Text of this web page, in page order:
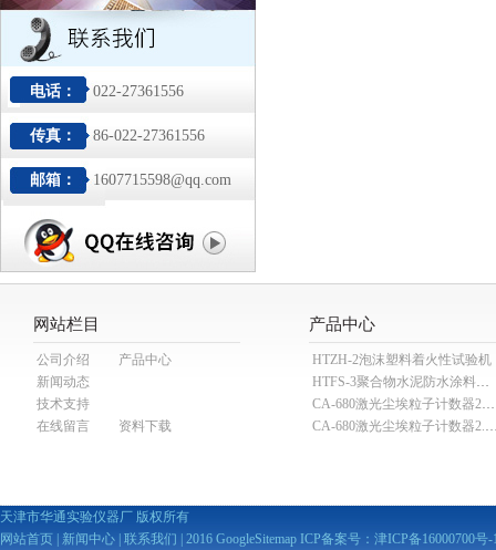
电话： 022-27361556
传真： 86-022-27361556
邮箱： 1607715598@qq.com
网站栏目
公司介绍
产品中心
新闻动态
技术支持
在线留言
资料下载
产品中心
HTZH-2泡沫塑料着火性试验机
HTFS-3聚合物水泥防水涂料分散机
CA-680激光尘埃粒子计数器28.3L
CA-680激光尘埃粒子
天津市华通实验仪器厂 版权所有
网站首页
新闻中心 联系我们 | 2016 GoogleSitemap ICP备案号： 津ICP备16000700号-